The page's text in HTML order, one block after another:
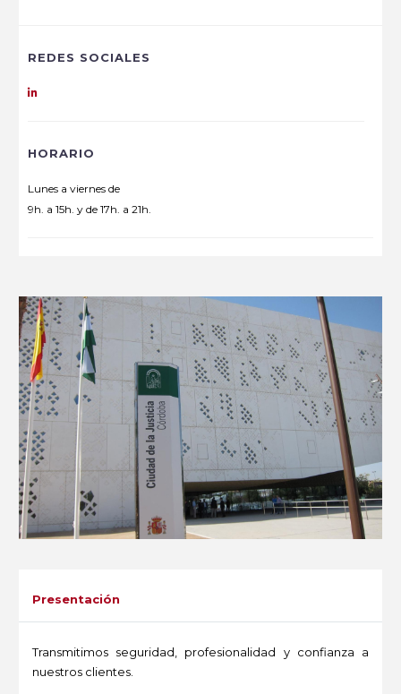
REDES SOCIALES
HORARIO
Lunes a viernes de
9h. a 15h. y de 17h. a 21h.
Presentación
Transmitimos seguridad, profesionalidad y confianza a
nuestros clientes.